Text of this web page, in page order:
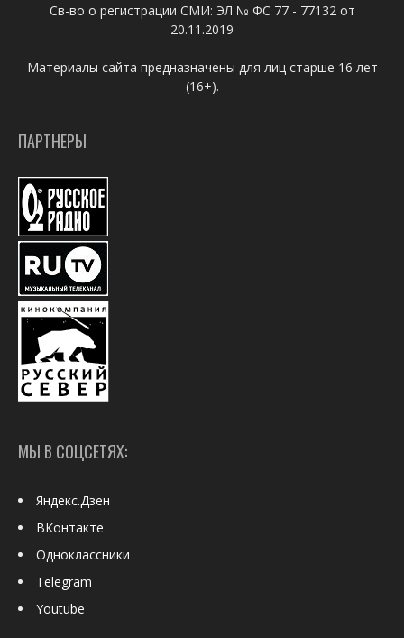
Св-во о регистрации СМИ: ЭЛ № ФС 77 - 77132 от
20.11.2019
Материалы сайта предназначены для лиц старше 16 лет
(16+).
ПАРТНЕРЫ
МЫ В СОЦСЕТЯХ:
Яндекс.Дзен
ВКонтакте
Одноклассники
Telegram
Youtube